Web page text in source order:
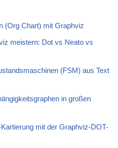
(Org Chart) mit Graphviz
meistern: Dot vs Neato vs
(FSM) aus Text
in großen
mit der Graphviz-DOT-